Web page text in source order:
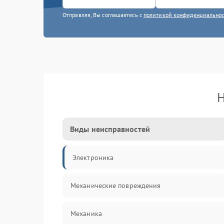
Отправляя, Вы соглашаетесь с политикой
Виды неисправностей
Электроника
Механические повреждения
Механика